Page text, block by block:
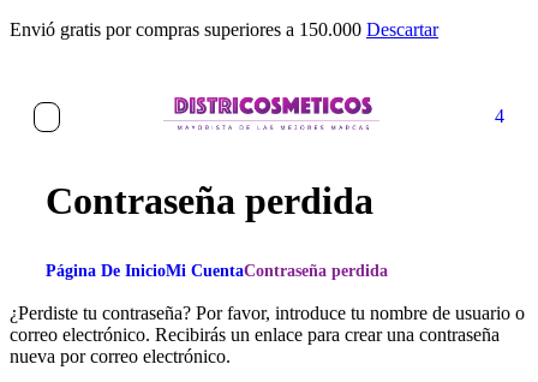
Envió gratis por compras superiores a 150.000 Descartar
4
Contraseña perdida
Página De InicioMi CuentaContraseña perdida
¿Perdiste tu contraseña? Por favor, introduce tu nombre de usuario o
correo electrónico. Recibirás un enlace para crear una contraseña
nueva por correo electrónico.